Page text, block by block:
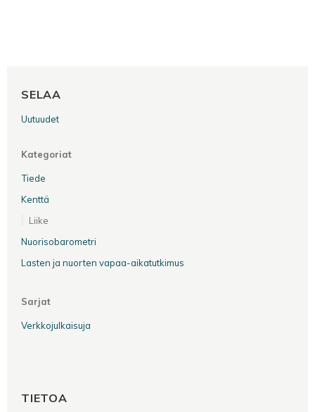
SELAA
Uutuudet
Kategoriat
Tiede
Kenttä
Liike
Nuorisobarometri
Lasten ja nuorten vapaa-aikatutkimus
Sarjat
Verkkojulkaisuja
TIETOA